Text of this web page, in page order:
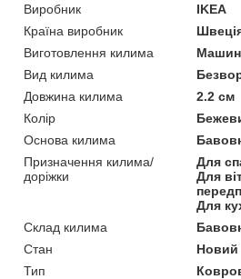
Виробник
IKEA
Країна виробник
Виготовлення килима
Вид килима
Довжина килима
2.2 см
Колір
Основа килима
Призначення килима/
доріжки
Для
Для
Для
Склад килима
Стан
Новий
Тип